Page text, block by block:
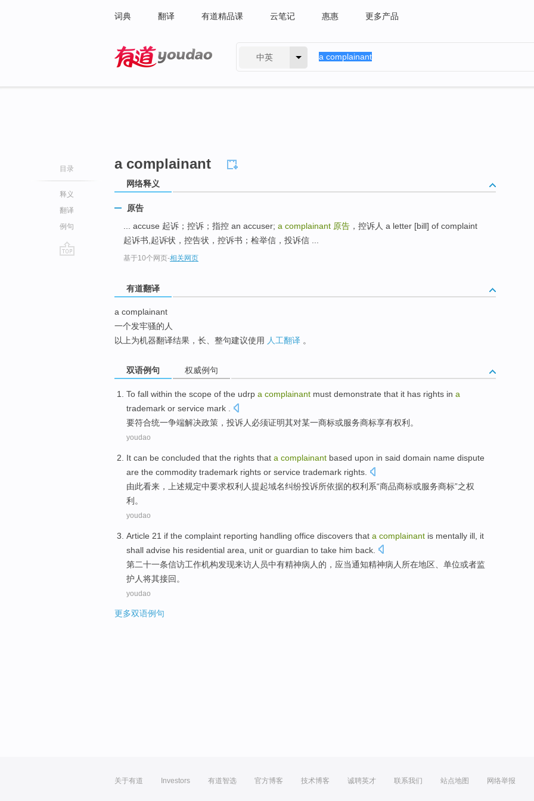
词典 翻译 有道精品课 云笔记 惠惠 更多产品
中英
目录
释义
翻译
例句
a complainant
网络释义
原告
... accuse 起诉；控诉；指控 an accuser; a complainant 原告 ，控诉人 a letter [bill] of complaint
起诉书,起诉状，控告状，控诉书；检举信，投诉信 ...
基于10个网页-相关网页
有道翻译
a complainant
一个发牢骚的人
以上为机器翻译结果，长、整句建议使用 人工翻译 。
双语例句 权威例句
To fall within the scope of the udrp a complainant must demonstrate that it has rights in a
trademark or service mark
要符合统一争端解决政策， 投诉人 必须证明其对某一商标或服务商标享有权利。
youdao
It can be concluded that the rights that a complainant based upon in said domain name dispute
are the commodity trademark rights or service trademark rights.
由此看来，上述规定中要求权利人提起域名纠纷投诉所依据的权利 系“商品商标或服务商标”之权
利。
youdao
Article 21 if the complaint reporting handling office discovers that a complainant is mentally ill it
shall advise his residential area unit or guardian to take him back
第二十一条信访工作机构发现来访人员中有精神病人 的， 应当通知精神病人所在地区 单位或者监
护人将其接回。
youdao
更多双语例句
关于有道 Investors 有道智选 官方博客 技术博客 诚聘英才 联系我们 站点地图 网络举报